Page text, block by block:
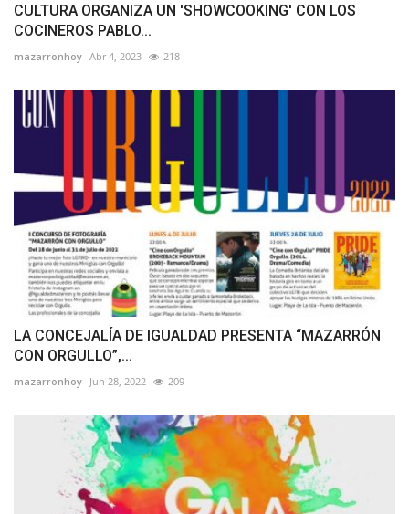
CULTURA ORGANIZA UN 'SHOWCOOKING' CON LOS
COCINEROS PABLO...
mazarronhoy Abr 4, 2023 218
LA CONCEJALÍA DE IGUALDAD PRESENTA “MAZARRÓN
CON ORGULLO”,...
mazarronhoy Jun 28, 2022 209